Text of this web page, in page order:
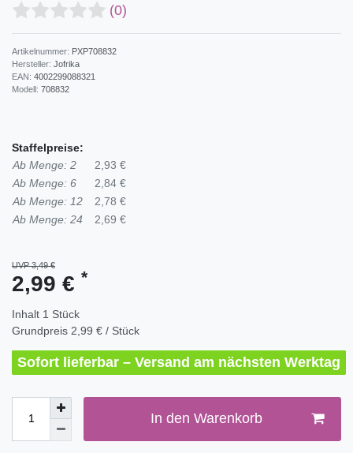
(0)
Artikelnummer: PXP708832
Hersteller: Jofrika
EAN: 4002299088321
Modell: 708832
Staffelpreise:
Ab Menge: 2
2,93 €
Ab Menge: 6
2,84 €
Ab Menge: 12
2,78 €
Ab Menge: 24
2,69 €
UVP 3,49 €
2,99 € *
Inhalt 1 Stück
Grundpreis 2,99 € / Stück
Sofort lieferbar – Versand am nächsten Werktag
In den Warenkorb